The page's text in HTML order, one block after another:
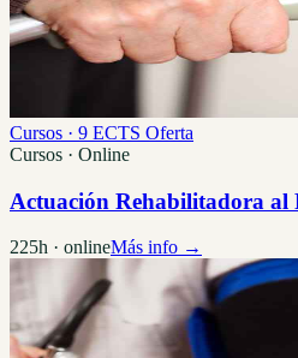
Cursos · 9 ECTS Oferta
Cursos · Online
Actuación Rehabilitadora al
225h · onlineMás info →